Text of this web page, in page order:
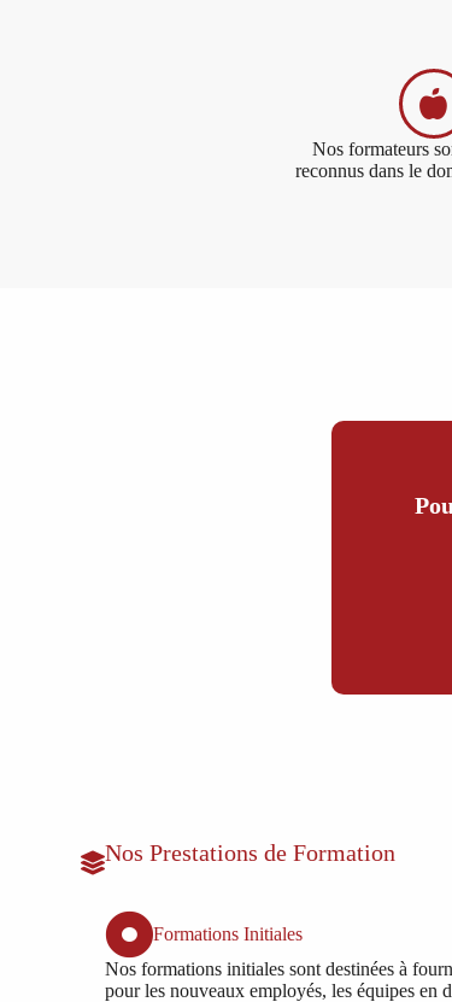
Nos formateurs
reconnus dans le
Nos Prestations de Formation
Formations Initiales
Nos formations initiales sont destinées à
pour les nouveaux employés, les équipes en